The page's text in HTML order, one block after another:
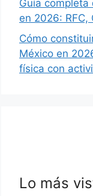
Guía completa
en 2026: RFC,
Cómo
México en
física con
Lo más